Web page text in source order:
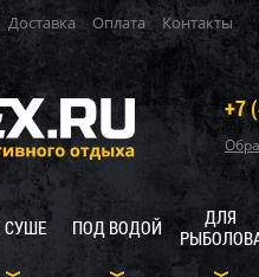
Доставка Оплата Контакты
+7
СУШЕ ПОД ВОДОЙ
ДЛЯ